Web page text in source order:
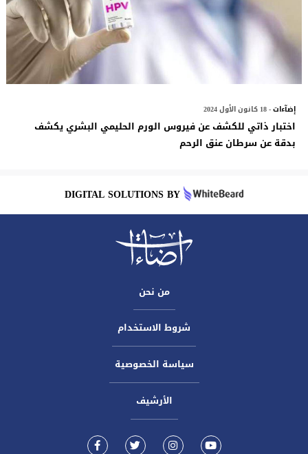
إضآءات- 18 كانون الأول 2024
اختبار ذاتي للكشف عن فيروس الورم الحليمي البشري يكشف
بدقة عن سرطان عنق الرحم
DIGITAL SOLUTIONS BY
من نحن
شروط الاستخدام
سياسة الخصوصية
الأرشيف